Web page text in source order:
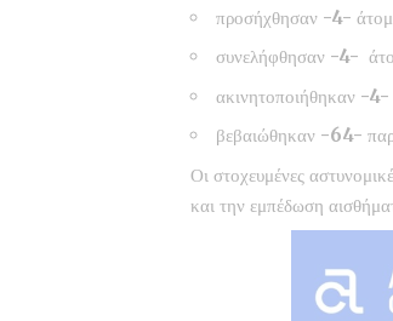
προσήχθησαν -4-
συνελήφθησαν -4-
ακινητοποιήθηκαν -4-
βεβαιώθηκαν -64-
Οι στοχευμένες
και την εμπέδωση